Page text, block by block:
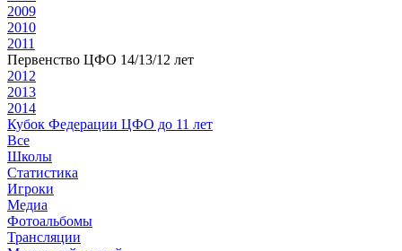
2009
2010
2011
Первенство ЦФО 14/13/12 лет
2012
2013
2014
Кубок Федерации ЦФО до 11 лет
Все
Школы
Статистика
Игроки
Медиа
Фотоальбомы
Трансляции